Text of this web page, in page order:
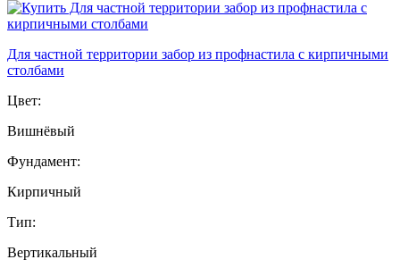
Для частной территории забор из профнастила с кирпичными
столбами
Цвет:
Вишнёвый
Фундамент:
Кирпичный
Тип:
Вертикальный